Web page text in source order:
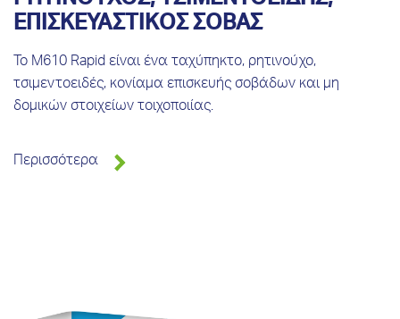
ΕΠΙΣΚΕΥΑΣΤΙΚOΣ ΣΟΒAΣ
Το Μ610 Rapid είναι ένα ταχύπηκτο, ρητινούχο,
τσιμεντοειδές, κονίαμα επισκευής σοβάδων και μη
δομικών στοιχείων τοιχοποιίας.
Περισσότερα